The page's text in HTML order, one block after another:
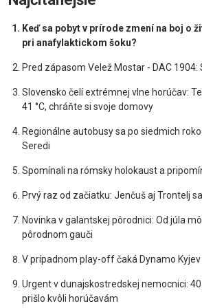
Keď sa pobyt v prírode zmení na boj o
pri anafylaktickom šoku?
Pred zápasom Velež Mostar - DAC
Slovensko čelí extrémnej vlne horúčav:
41 °C, chráňte si svoje domovy
Regionálne autobusy sa po siedmich
Seredi
Spomínali na rómsky holokaust a
Prvý raz od začiatku: Jenčuš aj Trontelj
Novinka v galantskej pôrodnici: Od júla
pôrodnom gauči
V prípadnom play-off čaká Dynamo
Urgent v dunajskostredskej nemocnici:
prišlo kvôli horúčavám